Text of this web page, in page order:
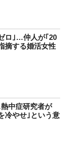
ロ｣…仲人が｢20
摘する婚活女性
中症研究者が
冷やせ｣という意